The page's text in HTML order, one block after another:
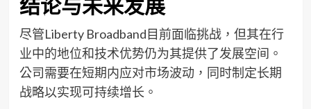
结论与未来发展
尽管Liberty Broadband目前面临挑战，但其在行
业中的地位和技术优势仍为其提供了发展空间。
公司需要在短期内应对市场波动，同时制定长期
战略以实现可持续增长。